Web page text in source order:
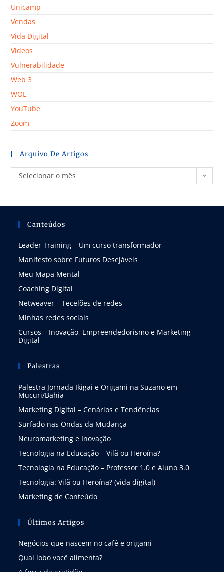
Unicamp
Vendas
Vida Digital
Vídeos
Vulnerabilidade
Web 3
WOL
YouTube
Zoom
Arquivo De Artigos
Selecionar o mês
Canteúdos
Leader Training – Um curso transformador
Manifesto sobre Futuros Desejáveis
Meu Mapa Mental
Coaching Digital
Netweaver – Tecelões de redes
Minhas redes sociais
Cursos – Inovação, Empreendedorismo e Marketing
Digital
Palestras
Palestra Jornada Ikigai e Origami na Suzano em
Mucuri/Bahia
Marketing Digital – Cenários e Tendências
Surfado nas Ondas da Mudança
Neuromarketing e Inovação
Tecnologia na Educação – Vilã ou Heroína?
Tecnologia na Educação – Professor 1.0 e Aluno 3.0
Tecnologia: Vilã ou Heroína? (vida digital)
Marketing de Conteúdo
Últimos Artigos
Negócios que nascem no café e origami
Qual lobo você alimenta?